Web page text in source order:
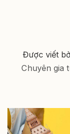
Được viết
Chuyên gia